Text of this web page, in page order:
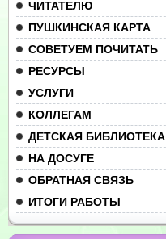
ЧИТАТЕЛЮ
ПУШКИНСКАЯ КАРТА
СОВЕТУЕМ ПОЧИТАТЬ
РЕСУРСЫ
УСЛУГИ
КОЛЛЕГАМ
ДЕТСКАЯ БИБЛИОТЕКА
НА ДОСУГЕ
ОБРАТНАЯ СВЯЗЬ
ИТОГИ РАБОТЫ